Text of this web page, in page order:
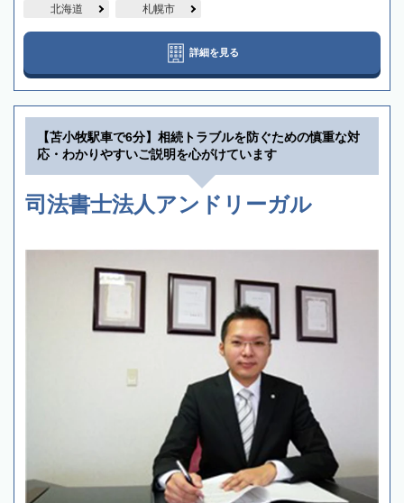
北海道 札幌市
詳細を見る
【苫小牧駅車で6分】相続トラブルを防ぐための慎重な対
応・わかりやすいご説明を心がけています
司法書士法人アンドリーガル